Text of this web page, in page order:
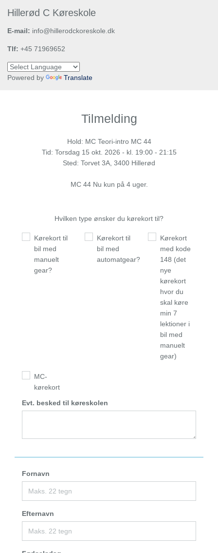
Hillerød C Køreskole
E-mail: info@hillerodckoreskole.dk
Tlf: +45 71969652
Powered by Translate
Tilmelding
Hold: MC Teori-intro MC 44
Tid: Torsdag 15 okt. 2026 - kl. 19:00 - 21:15
Sted: Torvet 3A, 3400 Hillerød
MC 44 Nu kun på 4 uger.
Hvilken type ønsker du kørekort til?
Kørekort til
bil med
manuelt
gear?
Kørekort til
bil med
automatgear?
Kørekort
med kode
148 (det
nye
kørekort
hvor du
skal køre
min 7
lektioner i
bil med
manuelt
gear)
MC-
kørekort
Evt. besked til køreskolen
Fornavn
Efternavn